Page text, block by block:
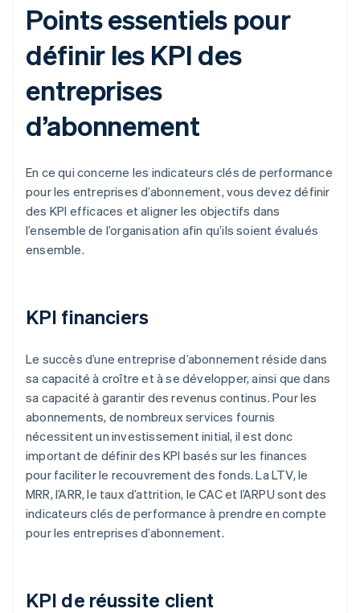
Points essentiels pour
définir les KPI des
entreprises
d’abonnement
En ce qui concerne les indicateurs clés de performance
pour les entreprises d’abonnement, vous devez définir
des KPI efficaces et aligner les objectifs dans
l’ensemble de l’organisation afin qu’ils soient évalués
ensemble.
KPI financiers
Le succès d’une entreprise d’abonnement réside dans
sa capacité à croître et à se développer, ainsi que dans
sa capacité à garantir des revenus continus. Pour les
abonnements, de nombreux services fournis
nécessitent un investissement initial, il est donc
important de définir des KPI basés sur les finances
pour faciliter le recouvrement des fonds. La LTV, le
MRR, l’ARR, le taux d’attrition, le CAC et l’ARPU sont des
indicateurs clés de performance à prendre en compte
pour les entreprises d’abonnement.
KPI de réussite client